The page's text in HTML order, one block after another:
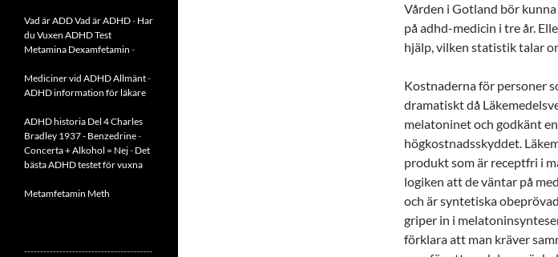
Vården i Gotland bör
på adhd-medicin i tre år.
hjälp, vilken statistik talar
Kostnaderna för personer
dramatiskt då
melatoninet och godkänt
högkostnadsskyddet.
produkt som är receptfri i
logiken att de väntar på
och är syntetiska
griper in i
förklara att man kräver
Vad är ADDVad är ADHD- Har
du Vuxen ADHD Test
Metamina Dexamfetamin -
Mediciner vid ADHD Allmänt-
ADHD information för läkare
ADHD historia Del 4 Charles
Bradley 1937 - Benzedrine-
Concerta + Alkohol = Nej- Det
bästa ADHD testet för vuxna
Metamfetamin Meth
----------------------------------------